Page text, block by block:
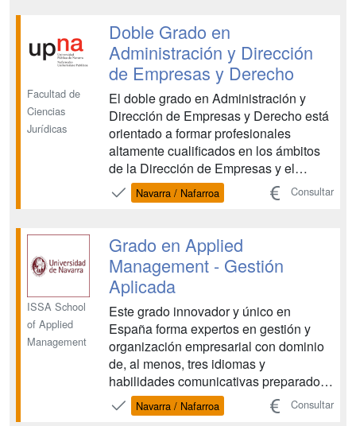
conocimientos adecuados para
desarrollar su futuro profesional ...
Facultad de
Ciencias
Jurídicas
Doble Grado en
Administración y Dirección
de Empresas y Derecho
El doble grado en Administración y
Dirección de Empresas y Derecho está
orientado a formar profesionales
altamente cualificados en los ámbitos
de la Dirección de Empresas y el
Derecho. Al finalizar los estudios, los
graduados obtienen los dos títulos:
desempeñar labores de dirección y
gestión de la empresa y Graduad...
Navarra / Nafarroa Consultar
ISSA School
of Applied
Management
Grado en Applied
Management - Gestión
Aplicada
Este grado innovador y único en
España forma expertos en gestión y
organización empresarial con dominio
de, al menos, tres idiomas y
habilidades comunicativas preparados
para trabajar en entornos globales A
través de un Intercambio Académico y
Navarra / Nafarroa Consultar